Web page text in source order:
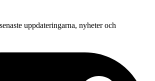
uppdateringarna, nyheter och